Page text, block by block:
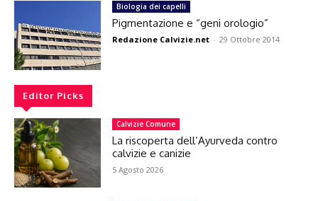
Biologia dei capelli
Pigmentazione e “geni orologio”
Redazione Calvizie.net - 29 Ottobre 2014
Editor Picks
Calvizie Comune
La riscoperta dell’Ayurveda contro
calvizie e canizie
5 Agosto 2026